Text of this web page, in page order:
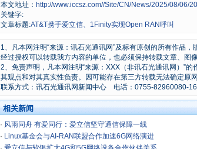
本文地址： http://www.iccsz.com//Site/CN/News/2025/08/06/
关键字:
文章标题:AT&T携手爱立信、1Finity实现Open RAN呼叫
1、凡本网注明“来源：讯石光通讯网”及标有原创的所有作品
经过授权可以转载我方内容的单位，也必须保持转载文章、图
2、免责声明，凡本网注明“来源：XXX（非讯石光通讯网）”
其观点和对其真实性负责。因可能存在第三方转载无法确定原
联系方式：讯石光通讯网新闻中心 电话：0755-82960080-
相关新闻
· 风雨同舟 有爱同行：爱立信坚守通信保障一线
· Linux基金会与AI-RAN联盟合作加速6G网络演进